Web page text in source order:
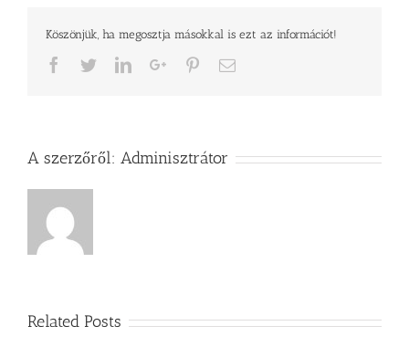
Köszönjük, ha megosztja másokkal is ezt az információt!
Facebook
TwitterLinkedInGoogle+PinterestEmail
A szerzőről: Adminisztrátor
Related Posts